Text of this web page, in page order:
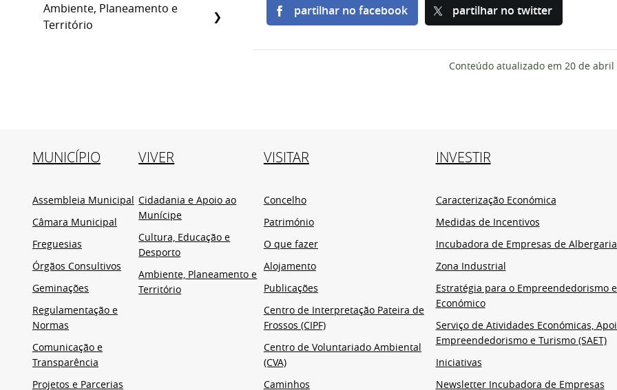
Ambiente, Planeamento e
Território
partilhar no facebook partilhar no twitter
Conteúdo atualizado em 20 de abril
MUNICÍPIO
Assembleia Municipal
Câmara Municipal
Freguesias
Órgãos Consultivos
Geminações
Regulamentação e
Normas
Comunicação e
Transparência
Projetos e Parcerias
VIVER
Cidadania e Apoio ao
Munícipe
Cultura, Educação e
Desporto
Ambiente, Planeamento e
Território
VISITAR
Concelho
Património
O que fazer
Alojamento
Publicações
Centro de Interpretação Pateira de
Frossos (CIPF)
Centro de Voluntariado Ambiental
(CVA)
Caminhos
INVESTIR
Caracterização Económica
Medidas de Incentivos
Incubadora de Empresas de
Zona Industrial
Estratégia para o Empreendedorismo
Económico
Serviço de Atividades Económicas,
Empreendedorismo e Turismo (SAET)
Iniciativas
Newsletter Incubadora de Empresas